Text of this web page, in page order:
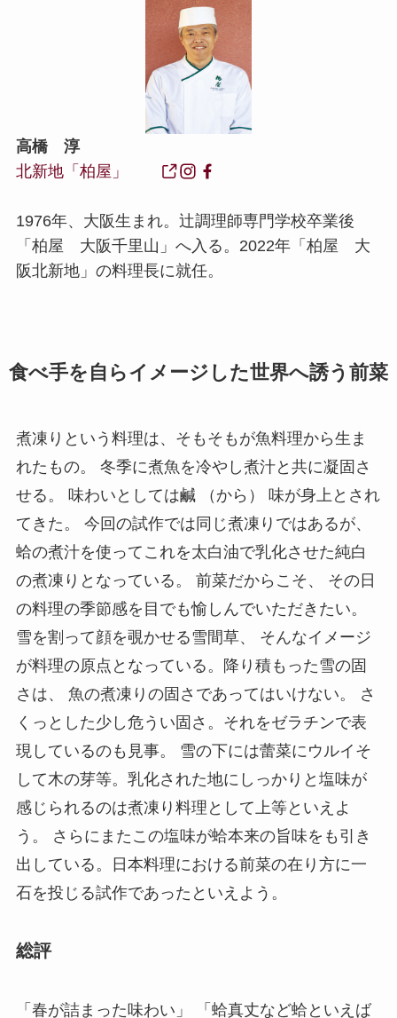
高橋 淳
北新地「柏屋」
1976年、大阪生まれ。辻調理師専門学校卒業後
「柏屋 大阪千里山」へ入る。2022年「柏屋 大
阪北新地」の料理長に就任。
食べ手を自らイメージした世界へ誘う前菜
煮凍りという料理は、そもそもが魚料理から生ま
れたもの。 冬季に煮魚を冷やし煮汁と共に凝固さ
せる。 味わいとしては鹹 （から） 味が身上とされ
てきた。 今回の試作では同じ煮凍りではあるが、
蛤の煮汁を使ってこれを太白油で乳化させた純白
の煮凍りとなっている。 前菜だからこそ、 その日
の料理の季節感を目でも愉しんでいただきたい。
雪を割って顔を覗かせる雪間草、 そんなイメージ
が料理の原点となっている。降り積もった雪の固
さは、 魚の煮凍りの固さであってはいけない。 さ
くっとした少し危うい固さ。それをゼラチンで表
現しているのも見事。 雪の下には蕾菜にウルイそ
して木の芽等。乳化された地にしっかりと塩味が
感じられるのは煮凍り料理として上等といえよ
う。 さらにまたこの塩味が蛤本来の旨味をも引き
出している。日本料理における前菜の在り方に一
石を投じる試作であったといえよう。
総評
「春が詰まった味わい」 「蛤真丈など蛤といえば